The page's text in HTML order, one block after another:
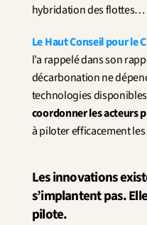
hybridation des flottes…
Le Haut Conseil pour le
l’a rappelé dans son
décarbonation ne
technologies
coordonner les acteurs
à piloter efficacement
Les innovations
s’implantent pas.
pilote.